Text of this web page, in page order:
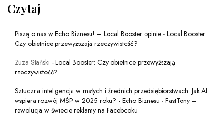
Czytaj
Piszą o nas w Echo Biznesu! – Local Booster opinie - Local Booster:
Czy obietnice przewyższają rzeczywistość?
Zuza Stański - Local Booster: Czy obietnice przewyższają
rzeczywistość?
Sztuczna inteligencja w małych i średnich przedsiębiorstwach: Jak AI
wspiera rozwój MŚP w 2025 roku? - Echo Biznesu - FastTony –
rewolucja w świecie reklamy na Facebooku